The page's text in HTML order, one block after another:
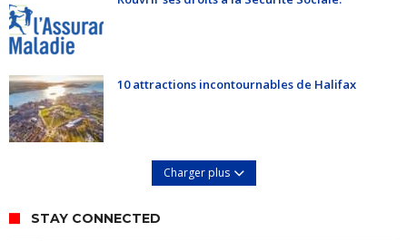
10 attractions incontournables de Halifax
Charger plus
STAY CONNECTED